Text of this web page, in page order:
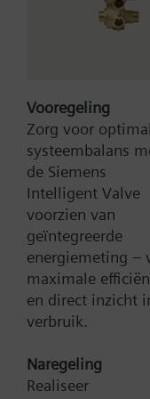
m3/h,
Type:
Artikel-Nr.:
Vooregeling
Zorg voor
systeembalans
de Siemens
Intelligent Valve
voorzien van
geïntegreerde
energiemeting –
maximale
en direct inzicht
verbruik.
Naregeling
Realiseer